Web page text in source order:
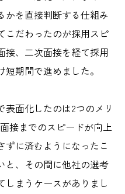
かを直接判断する仕組み
こだわったのが採用スピ
接、二次面接を経て採用
期間で進めました。
面化したのは2つのメリ
接までのスピードが向上
ずに済むようになったこ
と、その間に他社の選考
しまうケースがありまし